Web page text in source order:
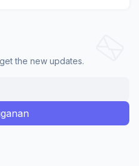
the new updates.